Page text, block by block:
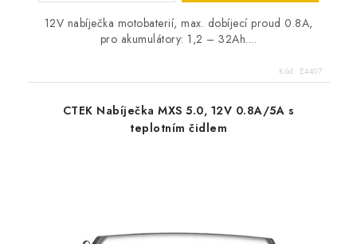
12V nabíječka motobaterií, max. dobíjecí proud 0.8A,
pro akumulátory: 1,2 – 32Ah....
Kód: E4407
CTEK Nabíječka MXS 5.0, 12V 0.8A/5A s
teplotním čidlem